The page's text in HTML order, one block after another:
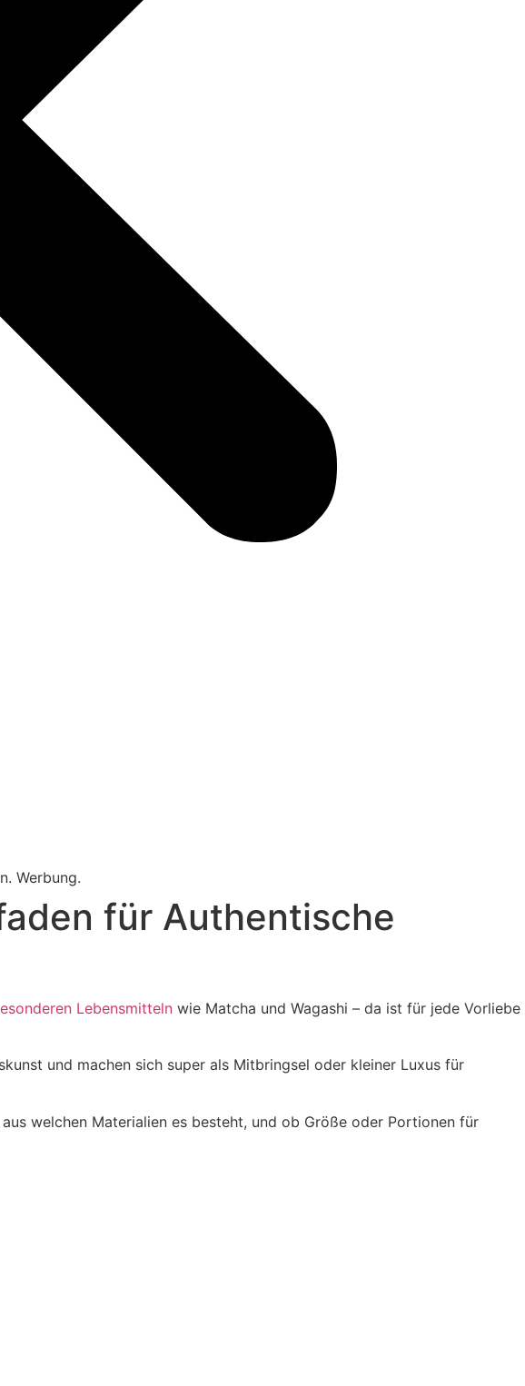
Werbung.
für Authentische
Lebensmitteln wie Matcha und Wagashi – da ist für jede Vorliebe
und machen sich super als Mitbringsel oder kleiner Luxus für
welchen Materialien es besteht, und ob Größe oder Portionen für